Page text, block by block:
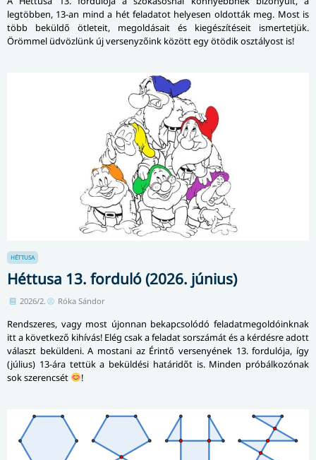
legtöbben, 13-an mind a hét feladatot helyesen oldották meg. Most is
több beküldő ötleteit, megoldásait és kiegészítéseit ismertetjük.
Örömmel üdvözlünk új versenyzőink között egy ötödik osztályost is!
HÉTTUSA
Héttusa 13. forduló (2026. június)
2026/2. Róka Sándor
Rendszeres, vagy most újonnan bekapcsolódó feladatmegoldóinknak
itt a következő kihívás! Elég csak a feladat sorszámát és a kérdésre adott
választ beküldeni. A mostani az Érintő versenyének 13. fordulója, így
(július) 13-ára tettük a beküldési határidőt is. Minden próbálkozónak
sok szerencsét
!